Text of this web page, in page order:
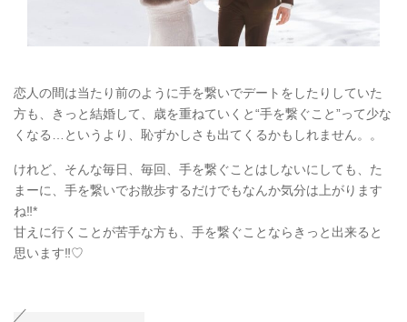
恋人の間は当たり前のように手を繋いでデートをしたりしていた
方も、きっと結婚して、歳を重ねていくと“手を繋ぐこと”って少な
くなる…というより、恥ずかしさも出てくるかもしれません。。
けれど、そんな毎日、毎回、手を繋ぐことはしないにしても、た
まーに、手を繋いでお散歩するだけでもなんか気分は上がります
ね‼︎*
甘えに行くことが苦手な方も、手を繋ぐことならきっと出来ると
思います‼︎♡